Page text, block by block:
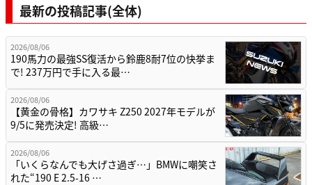
最新の投稿記事(全体)
2026/08/06
190馬力の最強SS復活から鈴鹿8耐7位の快挙ま
で! 237万円で手に入る最…
2026/08/06
【黄金の骨格】カワサキ Z250 2027年モデルが
9/5に発売決定! 高級…
2026/08/06
「いくらなんでも大げさ過ぎ…」BMWに嘲笑さ
れた“190 E 2.5-16 …